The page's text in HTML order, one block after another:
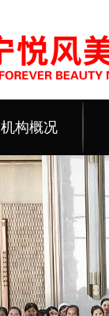
机构概况